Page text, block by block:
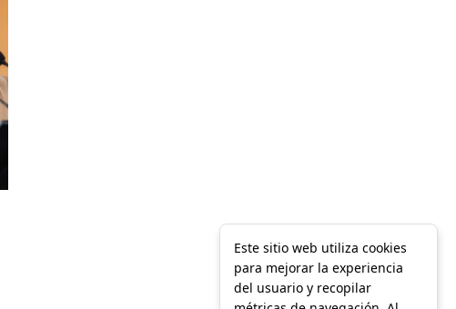
Este sitio web utiliza cookies
para mejorar la experiencia
del usuario y recopilar